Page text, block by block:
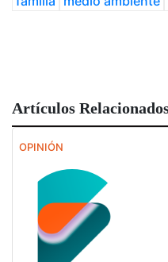
Artículos
OPINIÓN